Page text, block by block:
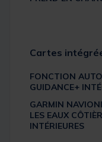
Cartes
FONCTION AUTO
GUIDANCE+
GARMIN
LES EAUX
INTÉRIEURES